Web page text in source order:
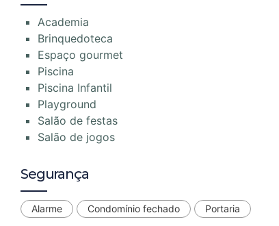
Academia
Brinquedoteca
Espaço gourmet
Piscina
Piscina Infantil
Playground
Salão de festas
Salão de jogos
Segurança
Alarme Condomínio fechado Portaria